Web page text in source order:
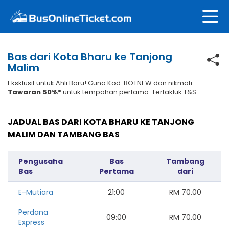
Bas dari Kota Bharu ke Tanjong
Malim
Eksklusif untuk Ahli Baru! Guna Kod: BOTNEW dan nikmati
Tawaran 50%* untuk tempahan pertama. Tertakluk T&S.
JADUAL BAS DARI KOTA BHARU KE TANJONG
MALIM DAN TAMBANG BAS
Pengusaha
Bas
Bas
Pertama
Tambang
dari
E-Mutiara 21:00 RM 70.00
Perdana
Express
09:00 RM 70.00